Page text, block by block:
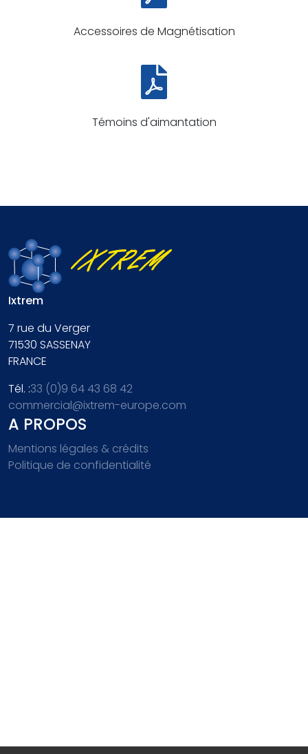
Accessoires de Magnétisation
Témoins d'aimantation
Ixtrem
7 rue du Verger
71530 SASSENAY
FRANCE
Tél. :33 (0)9 64 43 68 42
commercial@ixtrem-europe.com
A PROPOS
Mentions légales & crédits
Politique de confidentialité